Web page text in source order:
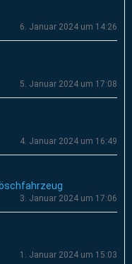
6. Januar 2024 um 14:26
5. Januar 2024 um 17:08
4. Januar 2024 um 16:49
3. Januar 2024 um 17:06
1. Januar 2024 um 15:03